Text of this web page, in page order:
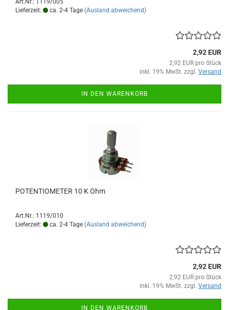
Lieferzeit:
ca. 2-4 Tage (Ausland abweichend)
2,92 EUR
2,92 EUR pro Stück
inkl. 19% MwSt. zzgl. Versand
IN DEN WARENKORB
POTENTIOMETER 10 K Ohm
Art.Nr.: 1119/010
Lieferzeit:
ca. 2-4 Tage (Ausland abweichend)
2,92 EUR
2,92 EUR pro Stück
inkl. 19% MwSt. zzgl. Versand
IN DEN WARENKORB